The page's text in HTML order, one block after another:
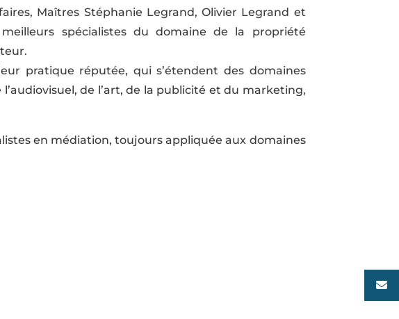
Maîtres Stéphanie Legrand, Olivier Legrand et
spécialistes du domaine de la propriété
pratique réputée, qui s’étendent des domaines
de l’art, de la publicité et du marketing,
en médiation, toujours appliquée aux domaines